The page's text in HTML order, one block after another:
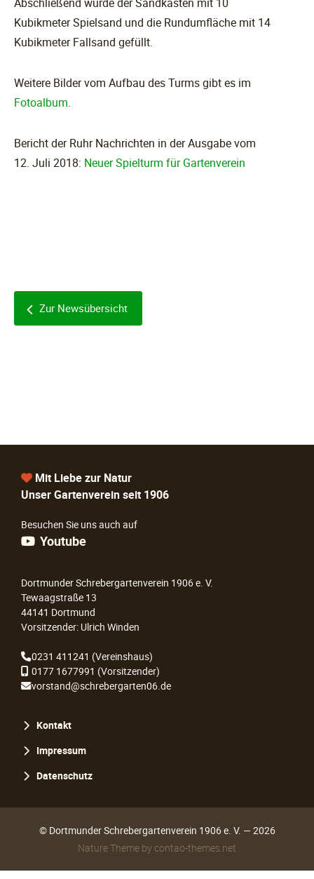
Abschließend wurde der Sandkasten mit 10
Kubikmeter Spielsand und die Rundumfläche mit 14
Kubikmeter Fallsand gefüllt.
Weitere Bilder vom Aufbau des Turms gibt es im
Fotoalbum.
Bericht der Ruhr Nachrichten in der Ausgabe vom
12. Juli 2018: Neuer Spielturm für Gartenverein
Zur Newsübersicht
Mit Liebe zur Natur
Unser Gartenverein seit 1906
Besuchen Sie uns auch auf
Youtube
Dortmunder Schrebergartenverein 1906 e. V.
Tewaagstraße 13
44141 Dortmund
Vorsitzender: Ulrich Winden
0231 411241 (Vereinshaus)
0177 1677991 (Vorsitzender)
vorstand@schrebergarten06.de
überspringen
Kontakt
Impressum
Datenschutz
© Dortmunder Schrebergartenverein 1906 e. V. — 2026
Nature Theme by contao-themes.net